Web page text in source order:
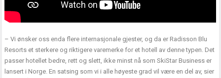
– Vi ønsker oss enda flere internasjonale gjester, og da er Radisson Blu
Resorts et sterkere og riktigere varemerke for et hotell av denne typen. Det
passer hotellet bedre, rett og slett, ikke minst nå som SkiStar Business er
lansert i Norge. En satsing som vi i alle høyeste grad vil være en del av, sier